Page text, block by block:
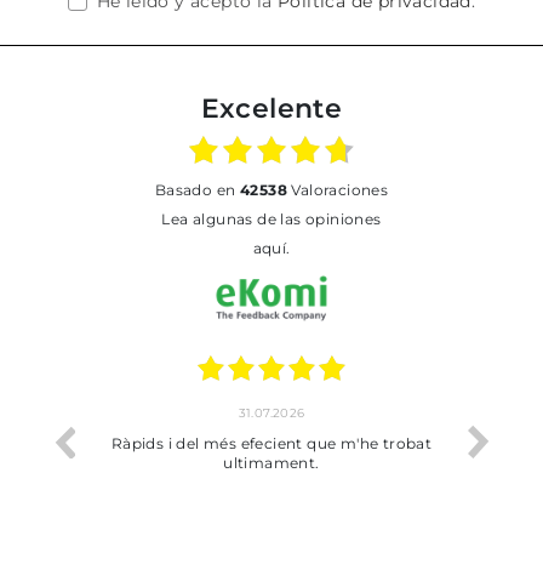
Excelente
basado en 42538Valoraciones
Lea algunas de las opiniones
aquí.
que m'he trobat
Bien pero soy de Vilafranca y no me ha
dejado recoger en tienda